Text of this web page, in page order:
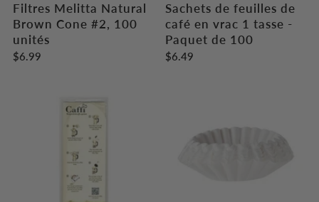
Filtres Melitta Natural
Brown Cone #2, 100
unités
$6.99
Sachets de feuilles de
café en vrac 1 tasse -
Paquet de 100
$6.49